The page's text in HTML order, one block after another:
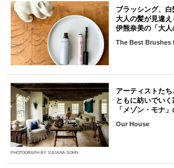
ブラッシング、
大人の髪が見違
伊熊奈美の「大
The Best Brushes
PHOTOGRAPH BY JULIANA SOHN
アーティストたち
ともに紡いでいく
「メゾン・モナ
Our House